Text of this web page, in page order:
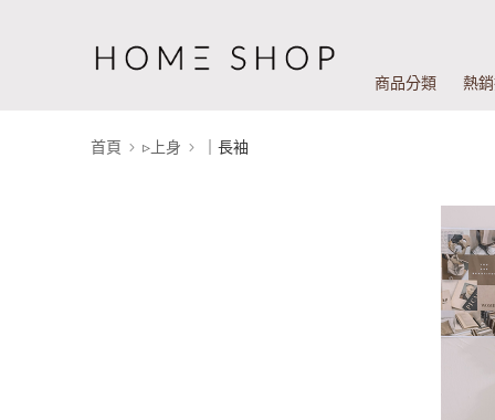
商品分類 熱
首頁 ▹上身 ｜長袖